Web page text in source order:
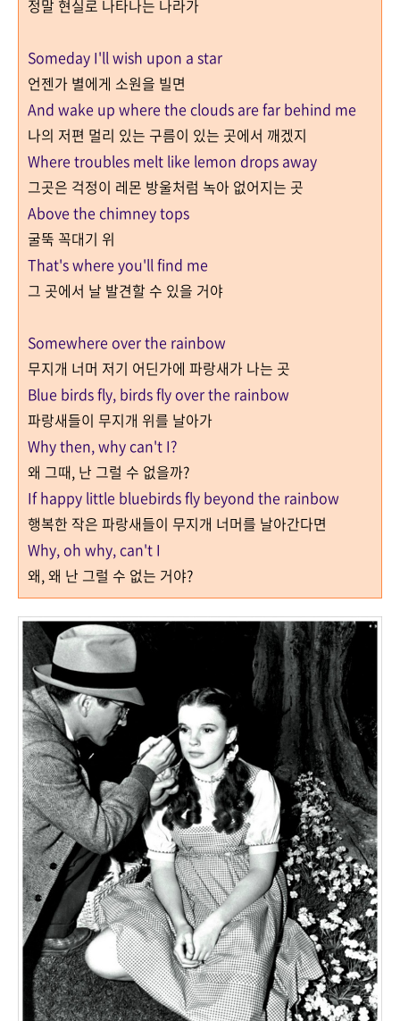
정말 현실로 나타나는 나라가
Someday I'll wish upon a star
언젠가 별에게 소원을 빌면
And wake up where the clouds are far behind me
나의 저편 멀리 있는 구름이 있는 곳에서 깨겠지
Where troubles melt like lemon drops away
그곳은 걱정이 레몬 방울처럼 녹아 없어지는 곳
Above the chimney tops
굴뚝 꼭대기 위
That's where you'll find me
그 곳에서 날 발견할 수 있을 거야
Somewhere over the rainbow
무지개 너머 저기 어딘가에 파랑새가 나는 곳
Blue birds fly, birds fly over the rainbow
파랑새들이 무지개 위를 날아가
Why then, why can't I?
왜 그때, 난 그럴 수 없을까?
If happy little bluebirds fly beyond the rainbow
행복한 작은 파랑새들이 무지개 너머를 날아간다면
Why, oh why, can't I
왜,왜 난 그럴 수 없는 거야?